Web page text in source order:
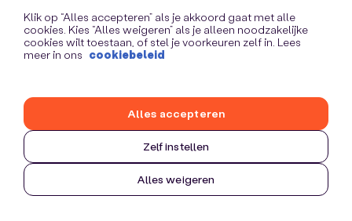
Klik op “Alles accepteren” als je akkoord gaat met alle
cookies. Kies “Alles weigeren” als je alleen noodzakelijke
cookies wilt toestaan, of stel je voorkeuren zelf in. Lees
meer in ons cookiebeleid
Zelf instellen
Alles weigeren
Alles accepteren